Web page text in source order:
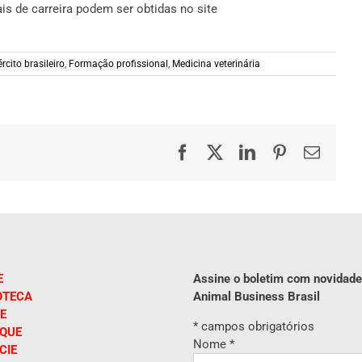
de carreira podem ser obtidas no site
brasileiro, Formação profissional , Medicina veterinária
FacebookLinkedInPinterest
E-
Assine o boletim com
Animal Business Brasil
* campos obrigatórios
Nome *